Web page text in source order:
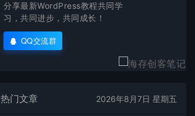
分享最新WordPress教程共同学
习，共同进步，共同成长！
QQ交流群
热门文章 2026年8月7日 星期五